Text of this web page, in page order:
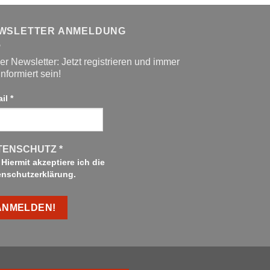
ANMELDUNG
Newsletter: Jetzt registrieren und immer
sein!
*
*
Hiermit akzeptiere ich die